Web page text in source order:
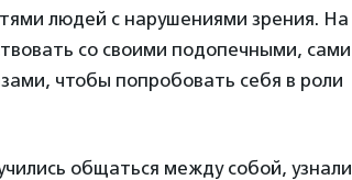
людей с нарушениями зрения. На
со своими подопечными, сами
чтобы попробовать себя в роли
общаться между собой, узнали